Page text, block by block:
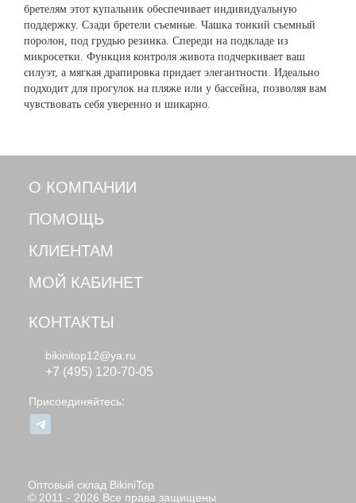
бретелям этот купальник обеспечивает индивидуальную
поддержку. Сзади бретели съемные. Чашка тонкий съемный
поролон, под грудью резинка. Спереди на подкладе из
микросетки. Функция контроля живота подчеркивает ваш
силуэт, а мягкая драпировка придает элегантности. Идеально
подходит для прогулок на пляже или у бассейна, позволяя вам
чувствовать себя уверенно и шикарно.
О КОМПАНИИ
ПОМОЩЬ
КЛИЕНТАМ
МОЙ КАБИНЕТ
КОНТАКТЫ
bikinitop12@ya.ru
+7 (495) 120-70-05
Присоединяйтесь:
Оптовый склад BikiniTop
© 2011 - 2026 Все права защищены